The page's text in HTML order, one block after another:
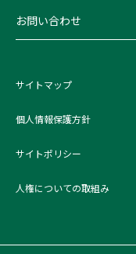
お問い合わせ
サイトマップ
個人情報保護方針
サイトポリシー
人権についての取組み